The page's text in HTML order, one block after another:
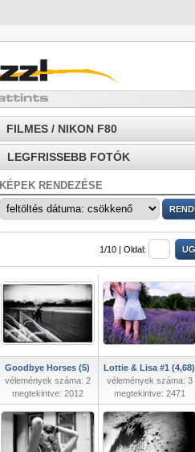
FILMES / NIKON F80
LEGFRISSEBB FOTÓK
KÉPEK RENDEZÉSE
1/10 | Oldal:
Goodbye Horses (5)
vélemények száma: 2
megtekintve: 2012
Lottie & Lisa #1 (4,68)
vélemények száma: 3
megtekintve: 2471